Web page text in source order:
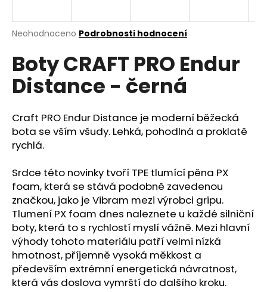
Průměrné
produktu
je
0,0
hvězdiček.
Neohodnoceno Podrobnosti hodnocení
Boty CRAFT PRO Endur
Distance - černá
Craft PRO Endur Distance je moderní běžecká
bota se vším všudy. Lehká, pohodlná a proklatě
rychlá.
Srdce této novinky tvoří TPE tlumící pěna PX
foam, která se stává podobně zavedenou
značkou, jako je Vibram mezi výrobci gripu.
Tlumení PX foam dnes naleznete u každé silniční
boty, která to s rychlostí myslí vážně. Mezi hlavní
výhody tohoto materiálu patří velmi nízká
hmotnost, příjemně vysoká měkkost a
především extrémní energetická návratnost,
která vás doslova vymrští do dalšího kroku.
j
t
?
HLEDAT
D
o
p
o
r
u
č
u